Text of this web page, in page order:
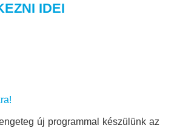
IDEI
új programmal készülünk az